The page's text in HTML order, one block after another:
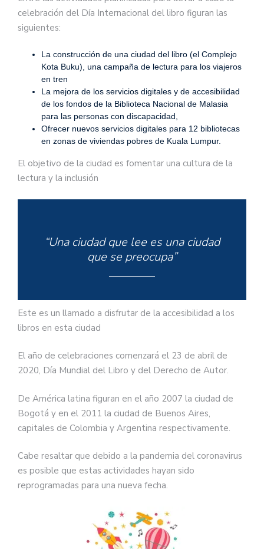
celebración del Día Internacional del libro figuran las
siguientes:
La construcción de una ciudad del libro (el Complejo
Kota Buku), una campaña de lectura para los viajeros
en tren
La mejora de los servicios digitales y de accesibilidad
de los fondos de la Biblioteca Nacional de Malasia
para las personas con discapacidad,
Ofrecer nuevos servicios digitales para 12 bibliotecas
en zonas de viviendas pobres de Kuala Lumpur.
El objetivo de la ciudad es fomentar una cultura de la
lectura y la inclusión
“Una ciudad que lee es una ciudad
que se preocupa”
Este es un llamado a disfrutar de la accesibilidad a los
libros en esta ciudad
El año de celebraciones comenzará el 23 de abril de
2020, Día Mundial del Libro y del Derecho de Autor.
De América latina figuran en el año 2007 la ciudad de
Bogotá y en el 2011 la ciudad de Buenos Aires,
capitales de Colombia y Argentina respectivamente.
Cabe resaltar que debido a la pandemia del coronavirus
es posible que estas actividades hayan sido
reprogramadas para una nueva fecha.